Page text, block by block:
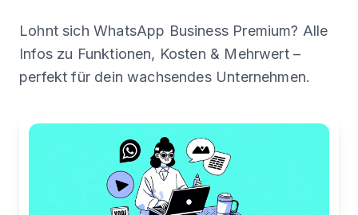
Lohnt sich WhatsApp Business Premium? Alle
Infos zu Funktionen, Kosten & Mehrwert –
perfekt für dein wachsendes Unternehmen.